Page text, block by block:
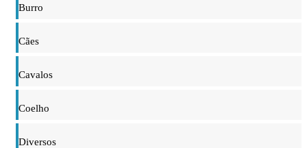
Burro
Cães
Cavalos
Coelho
Diversos